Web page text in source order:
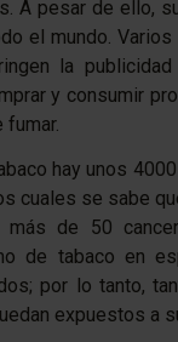
A pesar de ello,
el mundo.
la publicidad
y consumir
hay unos
cuales se sabe
más de 50
de tabaco en
por lo tanto,
expuestos a